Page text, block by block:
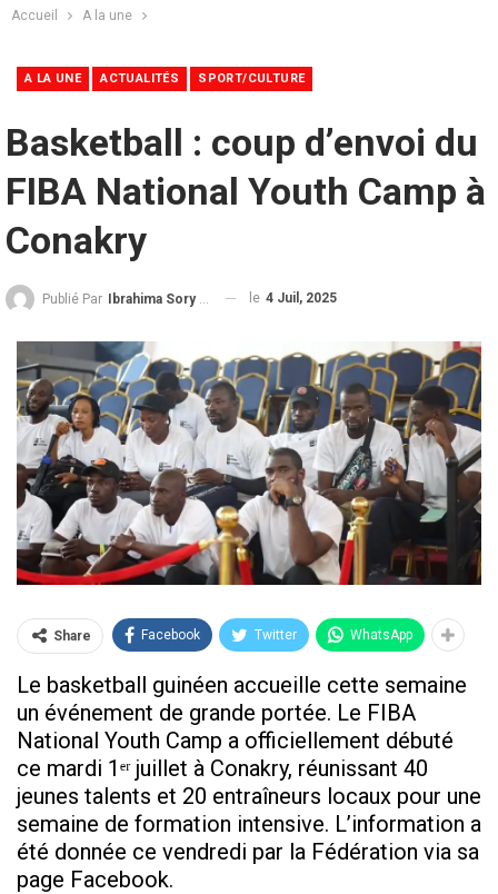
Accueil A la une
A LA UNE ACTUALITÉS SPORT/CULTURE
Basketball : coup d’envoi du
FIBA National Youth Camp à
Conakry
Publié Par Ibrahima Sory Diallo le 4 Juil, 2025
Share Facebook Twitter WhatsApp
Le basketball guinéen accueille cette semaine
un événement de grande portée. Le FIBA
National Youth Camp a officiellement débuté
ce mardi 1ᵉʳ juillet à Conakry, réunissant 40
jeunes talents et 20 entraîneurs locaux pour une
semaine de formation intensive. L’information a
été donnée ce vendredi par la Fédération via sa
page Facebook.